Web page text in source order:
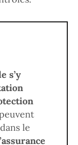
s’y
le